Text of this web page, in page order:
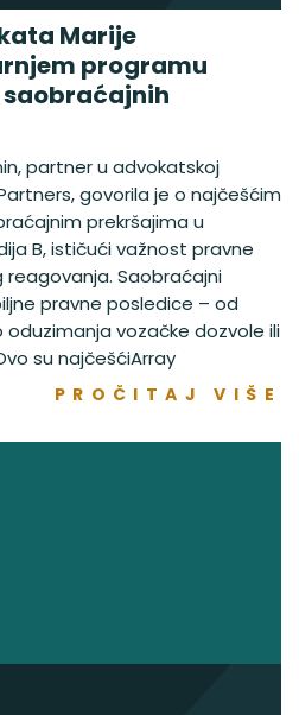
Marije
programu
saobraćajnih
partner u advokatskoj
govorila je o najčešćim
prekršajima u
B, ističući važnost pravne
Saobraćajni
pravne posledice – od
oduzimanja vozačke dozvole ili
su najčešćiArray
PROČITAJ VIŠE